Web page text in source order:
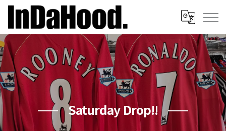
Saturday Drop!!